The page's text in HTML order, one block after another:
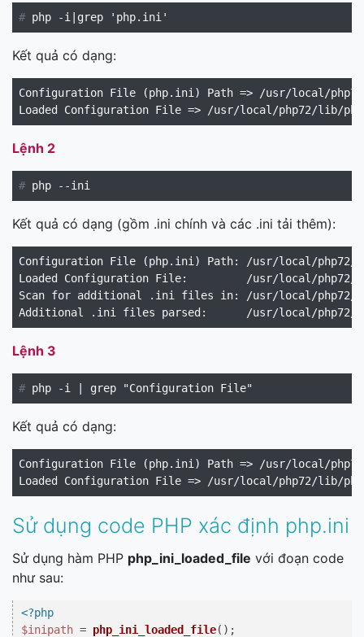
#
Kết quả có dạng:
Configuration File (php.ini) Path => /usr/local/
Lệnh 2
#
Kết quả có dạng (gồm .ini chính và các .ini tải thêm):
Configuration File (php.ini) Path: /usr/local/php72/
Loaded Configuration File:         /usr/local/
Scan for additional .ini files in: /usr/local/php72/
Lệnh 3
#
Kết quả có dạng:
Configuration File (php.ini) Path => /usr/local/
Loaded Configuration File => /usr/local/php72/lib/
Sử dụng code PHP xác định php.ini
Sử dụng hàm PHP php_ini_loaded_file với đoạn code
như sau:
<?php
$inipath = php_ini_loaded_file();